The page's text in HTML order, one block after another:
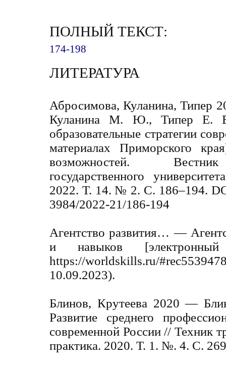
ПОЛНЫЙ ТЕКСТ:
174-198
ЛИТЕРАТУРА
Абросимова, Куланина, Типер
Куланина М. Ю., Типер Е.
образовательные стратегии
материалах Приморского
возможностей. Вестник
государственного
2022. Т. 14. № 2. С. 186–194.
3984/2022-21/186-194
Агентство развития… —
и навыков
https://worldskills.ru/
10.09.2023).
Блинов, Крутеева 2020 —
Развитие среднего
современной России // Техник
практика. 2020. Т. 1. №. 4. С.